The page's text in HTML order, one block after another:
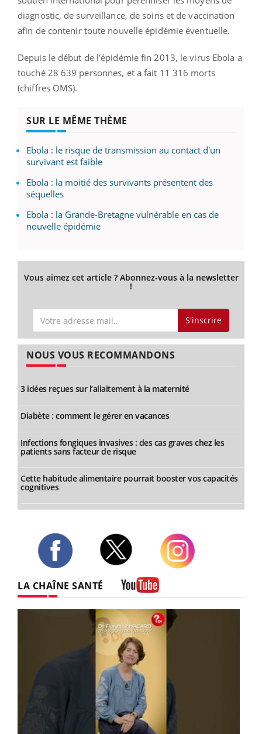
diagnostic, de surveillance, de soins et de vaccination
afin de contenir toute nouvelle épidémie éventuelle.
Depuis le début de l’épidémie fin 2013, le virus Ebola a
touché 28 639 personnes, et a fait 11 316 morts
(chiffres OMS).
SUR LE MÊME THÈME
Ebola : le risque de transmission au contact d'un
survivant est faible
Ebola : la moitié des survivants présentent des
séquelles
Ebola : la Grande-Bretagne vulnérable en cas de
nouvelle épidémie
Vous aimez cet article ? Abonnez-vous à la newsletter
!
S'inscrire
NOUS VOUS RECOMMANDONS
3 idées reçues sur l’allaitement à la maternité
Diabète : comment le gérer en vacances
Infections fongiques invasives : des cas graves chez les
patients sans facteur de risque
Cette habitude alimentaire pourrait booster vos capacités
cognitives
LA CHAÎNE SANTÉ